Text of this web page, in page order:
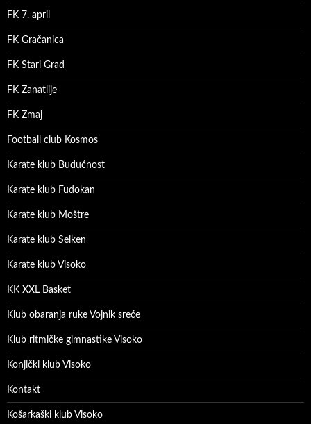
FK 7. april
FK Gračanica
FK Stari Grad
FK Zanatlije
FK Zmaj
Football club Kosmos
Karate klub Budućnost
Karate klub Fudokan
Karate klub Moštre
Karate klub Seiken
Karate klub Visoko
KK XXL Basket
Klub obaranja ruke Vojnik sreće
Klub ritmičke gimnastike Visoko
Konjički klub Visoko
Kontakt
Košarkaški klub Visoko